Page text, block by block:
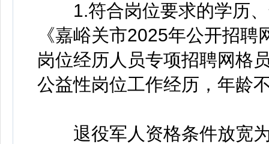
1.符合岗位要求的学历、
《嘉峪关市2025年公开招
岗位经历人员专项招聘网格
公益性岗位工作经历，年龄
退役军人资格条件放宽为